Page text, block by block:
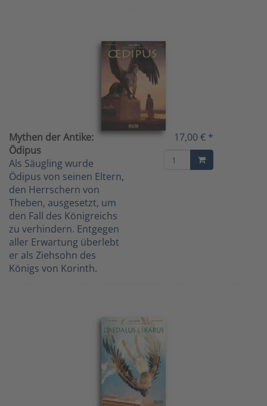
Mythen der Antike:
Ödipus
Als Säugling wurde
Ödipus von seinen Eltern,
den Herrschern von
Theben, ausgesetzt, um
den Fall des Königreichs
zu verhindern. Entgegen
aller Erwartung überlebt
er als Ziehsohn des
Königs von Korinth.
17,00 € *